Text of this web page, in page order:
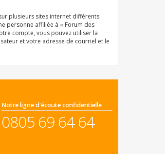
plusieurs sites internet différents.
personne affiliée à « Forum des
compte, vous pouvez utiliser la
et votre adresse de courriel et le
Notre ligne d'écoute confidentielle
0805 69 64 64